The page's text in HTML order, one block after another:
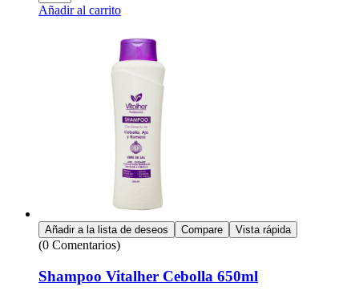
Añadir al carrito
Añadir a la lista de deseos Compare Vista rápida
(0 Comentarios)
Shampoo Vitalher Cebolla 650ml